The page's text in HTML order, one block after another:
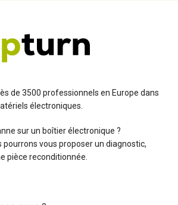
de 3500 professionnels en Europe dans
électroniques.
sur un boîtier électronique ?
vous proposer un diagnostic,
pièce reconditionnée.